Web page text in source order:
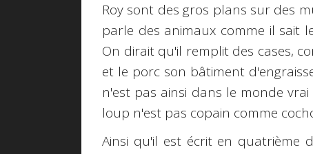
Roy sont des gros plans sur des
parle des animaux comme il sait
On dirait qu'il remplit des cases,
et le porc son bâtiment
n'est pas ainsi dans le monde
loup n'est pas copain comme
Ainsi qu'il est écrit en quatrième